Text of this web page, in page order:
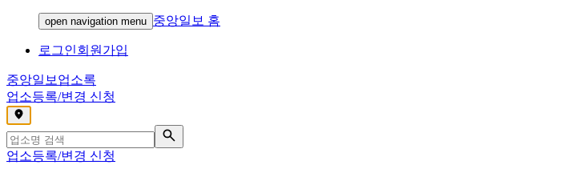
open navigation menu 중앙일보 홈
로그인회원가입
중앙일보 업소록
업소등록/변경 신청
,
업소등록/변경 신청